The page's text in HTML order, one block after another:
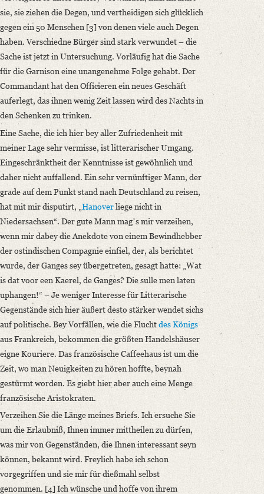
sie, sie ziehen die Degen, und vertheidigen sich glücklich
gegen ein 50 Menschen [3] von denen viele auch Degen
haben. Verschiedne Bürger sind stark verwundet – die
Sache ist jetzt in Untersuchung. Vorläufig hat die Sache
für die Garnison eine unangenehme Folge gehabt. Der
Commandant hat den Officieren ein neues Geschäft
auferlegt, das ihnen wenig Zeit lassen wird des Nachts in
den Schenken zu trinken.
Eine Sache, die ich hier bey aller Zufriedenheit mit
meiner Lage sehr vermisse, ist litterarischer Umgang.
Eingeschränktheit der Kenntnisse ist gewöhnlich und
daher nicht auffallend. Ein sehr vernünftiger Mann, der
grade auf dem Punkt stand nach Deutschland zu reisen,
hat mit mir disputirt, „ Hanoverliege nicht in
Niedersachsen“. Der gute Mann magʼs mir verzeihen,
wenn mir dabey die Anekdote von einem Bewindhebber
der ostindischen Compagnie einfiel, der, als berichtet
wurde, der Ganges sey übergetreten, gesagt hatte: „Wat
is dat voor een Kaerel, de Ganges? Die sulle men laten
uphangen!“ – Je weniger Interesse für Litterarische
Gegenstände sich hier äußert desto stärker wendet sichs
auf politische. Bey Vorfällen, wie die Fluchtdes Königs
aus Frankreich, bekommen die größten Handelshäuser
eigne Kouriere. Das französische Caffeehaus ist um die
Zeit, wo man Neuigkeiten zu hören hoffte, beynah
gestürmt worden. Es giebt hier aber auch eine Menge
französische Aristokraten.
Verzeihen Sie die Länge meines Briefs. Ich ersuche Sie
um die Erlaubniß, Ihnen immer mittheilen zu dürfen,
was mir von Gegenständen, die Ihnen interessant seyn
können, bekannt wird. Freylich habe ich schon
vorgegriffen und sie mir für dießmahl selbst
genommen. [4] Ich wünsche und hoffe von ihrem